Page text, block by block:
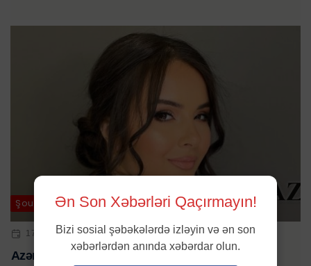
Şou-biznes
17 APR 2024 | 12:26
Azərbaycanın səslərini Aysel açıqlayacaq
Ən Son Xəbərləri Qaçırmayın!
Bizi sosial şəbəkələrdə izləyin və ən son
xəbərlərdən anında xəbərdar olun.